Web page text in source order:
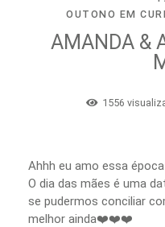
OUTONO EM
AMANDA &
1556
Ahhh eu amo essa
O dia das mães é uma
se pudermos conciliar
melhor ainda❤️❤️❤️